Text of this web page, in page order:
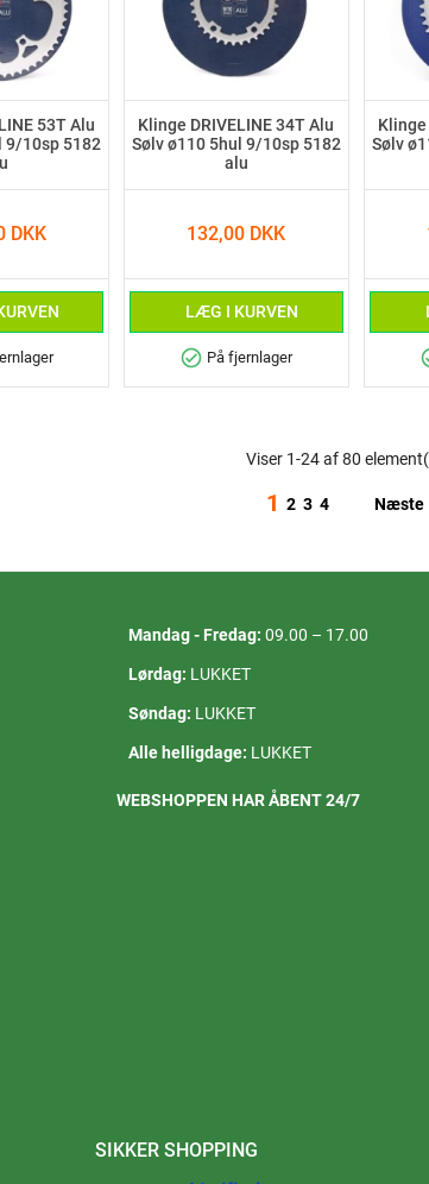
53T Alu
9/10sp 5182
DKK
Klinge DRIVELINE 34T Alu
Sølv ø110 5hul 9/10sp 5182
alu
132,00 DKK
LÆG I KURVEN
check_circle På fjernlager
Klinge
Sølv
Viser 1-24 af 80
1 2 3 4 Næste
Mandag - Fredag: 09.00 – 17.00
Lørdag: LUKKET
Søndag: LUKKET
Alle helligdage: LUKKET
WEBSHOPPEN HAR ÅBENT 24/7
SIKKER SHOPPING